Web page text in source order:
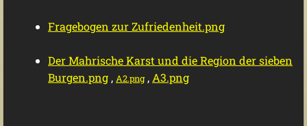
Fragebogen zur Zufriedenheit.png
Der Mahrische Karst und die Region der sieben
Burgen.png , A2.png , A3.png